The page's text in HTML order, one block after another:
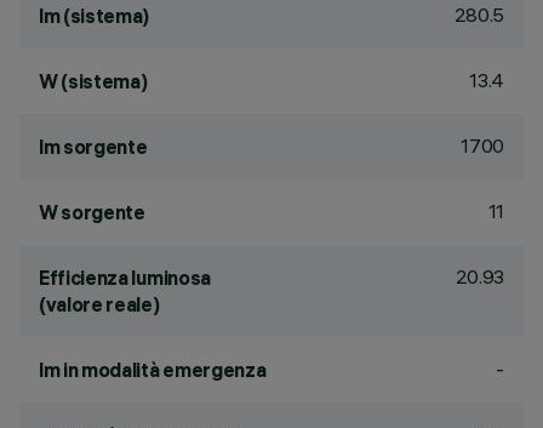
lm (sistema) 280.5
W (sistema) 13.4
lm sorgente 1700
W sorgente 11
Efficienza luminosa
(valore reale)
20.93
lm in modalità emergenza -